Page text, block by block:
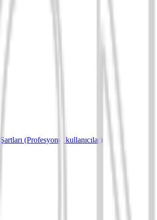
(Profesyonel kullanıcılar)